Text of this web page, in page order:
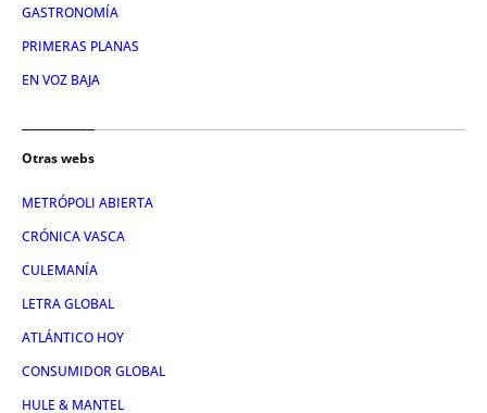
GASTRONOMÍA
PRIMERAS PLANAS
EN VOZ BAJA
Otras webs
METRÓPOLI ABIERTA
CRÓNICA VASCA
CULEMANÍA
LETRA GLOBAL
ATLÁNTICO HOY
CONSUMIDOR GLOBAL
HULE & MANTEL